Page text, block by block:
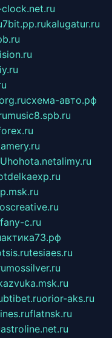
7bit.pp.rukalugatur.ru
схема-авто.рф
music8.spb.ru
hohota.netalimy.ru
c.ru
tesiaes.ru
mossilver.ru
orior-aks.ru
flatnsk.ru
astroline.net.ru